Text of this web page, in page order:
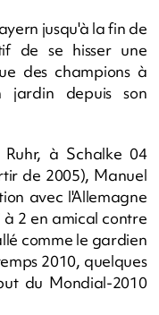
jusqu'à la fin de
de se hisser une
des champions à
jardin depuis son
à Schalke 04
de 2005), Manuel
avec l'Allemagne
à 2 en amical contre
comme le gardien
2010, quelques
du Mondial-2010